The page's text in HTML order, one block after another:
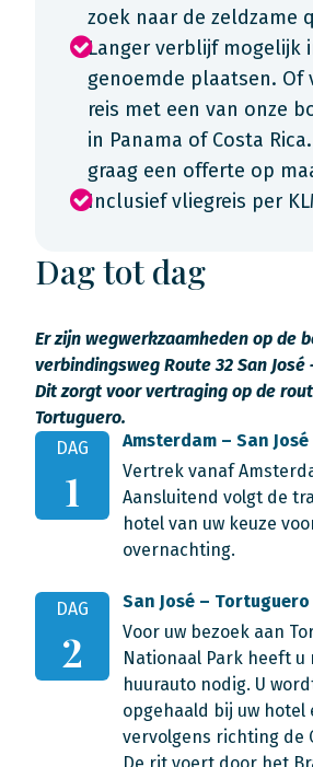
zoek naar de zeldzame
Langer verblijf mogelijk
genoemde plaatsen. Of
reis met een van onze
in Panama of Costa
graag een offerte op
Inclusief vliegreis per
Dag tot dag
Er zijn wegwerkzaamheden op de
verbindingsweg Route 32 San José
Dit zorgt voor vertraging op de
Tortuguero.
DAG
1
Amsterdam – San José
Vertrek vanaf
Aansluitend volgt de
hotel van uw keuze
overnachting.
DAG
2
San José –
Voor uw bezoek aan
Nationaal Park heeft u
huurauto nodig. U
opgehaald bij uw hotel
vervolgens richting de